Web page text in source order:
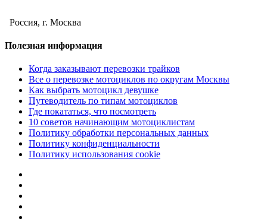
Россия, г. Москва
Полезная информация
Когда заказывают перевозки трайков
Все о перевозке мотоциклов по округам Москвы
Как выбрать мотоцикл девушке
Путеводитель по типам мотоциклов
Где покататься, что посмотреть
10 советов начинающим мотоциклистам
Политику обработки персональных данных
Политику конфиденциальности
Политику использования cookie